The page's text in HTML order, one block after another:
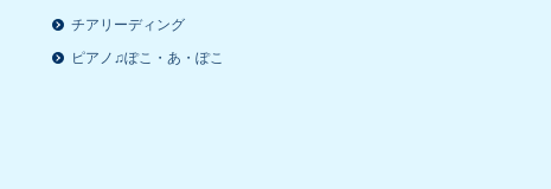
チアリーディング
ピアノ♫ぽこ・あ・ぽこ